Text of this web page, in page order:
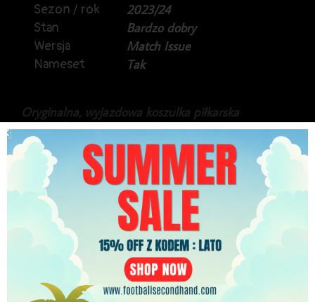
Sezon / rok
2023/24
Stan
Bardzo dobry
Wersja
Match Issue
Nameset
Tak
Oryginalna, wyjazdowa koszulka piłkarska
rumuńskiego Dinamo Bukareszt, z sezonu 2023/24.
Produkt marki Macron, w meczowej wersji
przygotowanej na rozgrywki ligowe.
Na plecach Dennis Politic.
449.99